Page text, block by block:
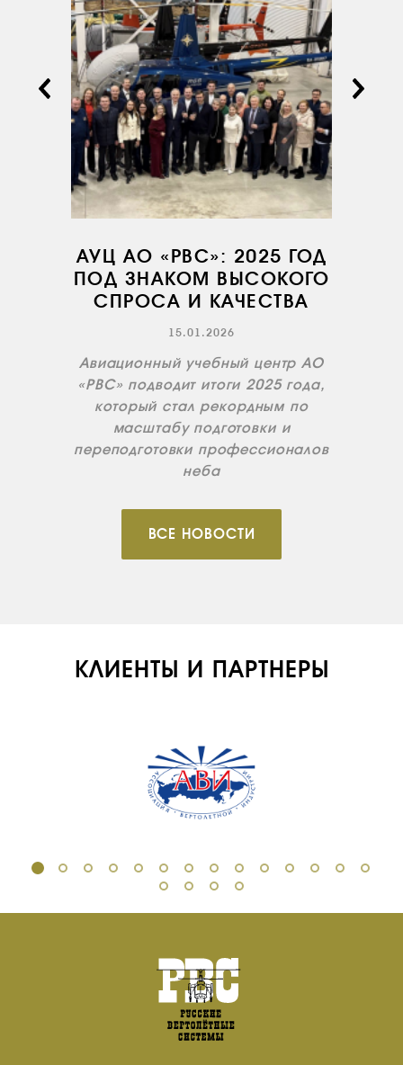
АУЦ АО «РВС»: 2025 ГОД
ПОД ЗНАКОМ ВЫСОКОГО
СПРОСА И КАЧЕСТВА
15.01.2026
Авиационный учебный центр АО
«РВС» подводит итоги 2025 года,
который стал рекордным по
масштабу подготовки и
переподготовки профессионалов
неба
ВСЕ НОВОСТИ
КЛИЕНТЫ И ПАРТНЕРЫ